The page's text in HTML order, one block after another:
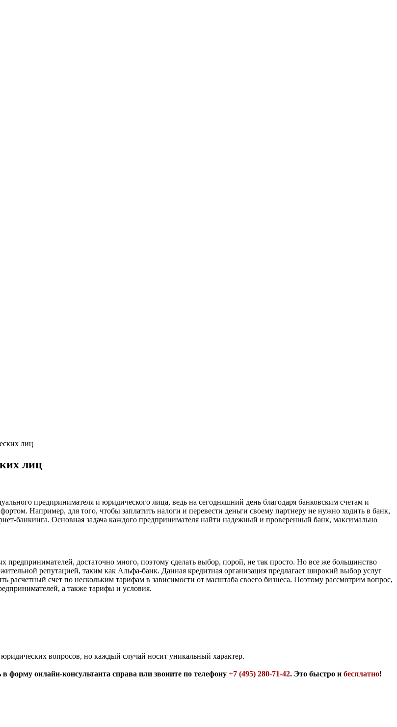
лиц
лиц
предпринимателя и юридического лица, ведь на сегодняшний день благодаря банковским счетам и
Например, для того, чтобы заплатить налоги и перевести деньги своему партнеру не нужно ходить в банк,
банкинга. Основная задача каждого предпринимателя найти надежный и проверенный банк, максимально
достаточно много, поэтому сделать выбор, порой, не так просто. Но все же большинство
репутацией, таким как Альфа-банк. Данная кредитная организация предлагает широкий выбор услуг
расчетный счет по нескольким тарифам в зависимости от масштаба своего бизнеса. Поэтому рассмотрим вопрос,
а также тарифы и условия.
вопросов, но каждый случай носит уникальный характер.
онлайн-консультанта справа или звоните по телефону +7 (495) 280-71-42. Это быстро и бесплатно!